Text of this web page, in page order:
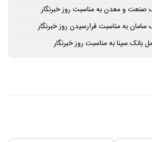
صنعت و معدن به مناسبت روز خبرنگار
سامان به مناسبت فرارسیدن روز خبرنگار
بانک سینا به مناسبت روز خبرنگار